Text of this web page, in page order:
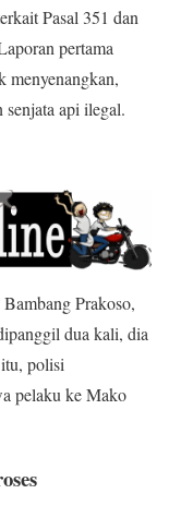
Pasal 351 dan
pertama
menyenangkan,
api ilegal.
Prakoso,
dua kali, dia
polisi
pelaku ke Mako